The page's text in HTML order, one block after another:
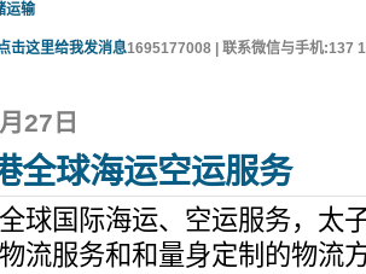
运输
1695177008 | 联系微信与手机:137
27日
全球海运空运服务
球国际海运、空运服务，太
流服务和和量身定制的物流